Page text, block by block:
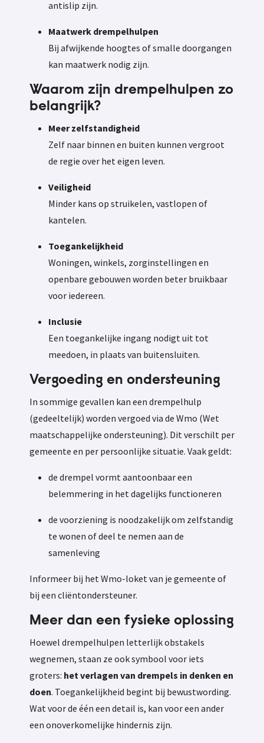
antislip zijn.
Maatwerk drempelhulpen
Bij afwijkende hoogtes of smalle doorgangen
kan maatwerk nodig zijn.
Waarom zijn drempelhulpen zo
belangrijk?
Meer zelfstandigheid
Zelf naar binnen en buiten kunnen vergroot
de regie over het eigen leven.
Veiligheid
Minder kans op struikelen, vastlopen of
kantelen.
Toegankelijkheid
Woningen, winkels, zorginstellingen en
openbare gebouwen worden beter bruikbaar
voor iedereen.
Inclusie
Een toegankelijke ingang nodigt uit tot
meedoen, in plaats van buitensluiten.
Vergoeding en ondersteuning
In sommige gevallen kan een drempelhulp
(gedeeltelijk) worden vergoed via de Wmo (Wet
maatschappelijke ondersteuning). Dit verschilt per
gemeente en per persoonlijke situatie. Vaak geldt:
de drempel vormt aantoonbaar een
belemmering in het dagelijks functioneren
de voorziening is noodzakelijk om zelfstandig
te wonen of deel te nemen aan de
samenleving
Informeer bij het Wmo-loket van je gemeente of
bij een cliëntondersteuner.
Meer dan een fysieke oplossing
Hoewel drempelhulpen letterlijk obstakels
wegnemen, staan ze ook symbool voor iets
groters: het verlagen van drempels in denken en
doen. Toegankelijkheid begint bij bewustwording.
Wat voor de één een detail is, kan voor een ander
een onoverkomelijke hindernis zijn.